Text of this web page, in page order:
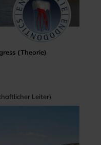
(Theorie)
Leiter)